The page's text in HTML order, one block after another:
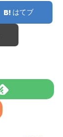
はてブ